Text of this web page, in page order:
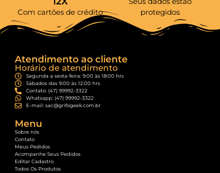
Com cartões de crédito
protegidos
Atendimento ao cliente
Horário de atendimento
Segunda a sexta-feira: 9:00 às 18:00 hrs
Sábados das 9:00 às 12:00 hrs
Contato: (47) 99992-3322
Whatsapp: (47) 99992-3322
E-mail: sac@grifogeek.com.br
Menu
Sobre nós
Contato
Meus Pedidos
Acompanhe Seus Pedidos
Editar Cadastro
Todos Os Produtos